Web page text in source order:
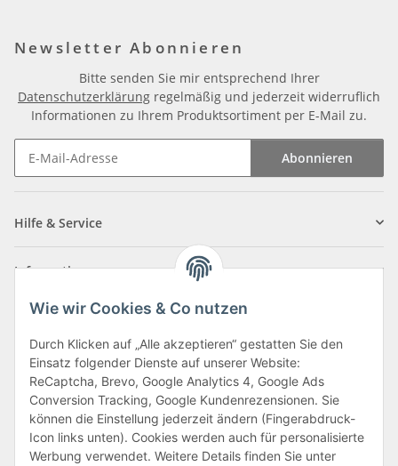
Wie wir Cookies & Co nutzen
Durch Klicken auf „Alle akzeptieren“ gestatten Sie den
Einsatz folgender Dienste auf unserer Website:
ReCaptcha, Brevo, Google Analytics 4, Google Ads
Conversion Tracking, Google Kundenrezensionen. Sie
können die Einstellung jederzeit ändern (Fingerabdruck-
Icon links unten). Cookies werden auch für personalisierte
Werbung verwendet. Weitere Details finden Sie unter
Newsletter Abonnieren
Bitte senden Sie mir entsprechend Ihrer
Datenschutzerklärung regelmäßig und jederzeit widerruflich
Informationen zu Ihrem Produktsortiment per E-Mail zu.
Abonnieren
Hilfe & Service
Informationen
Zahlungsarten